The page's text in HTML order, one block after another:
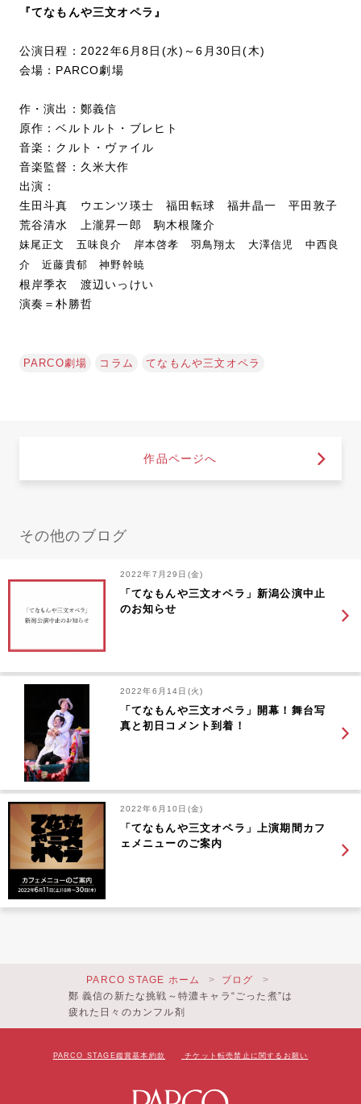
『てなもんや三文オペラ』
公演日程：2022年6月8日(水)～6月30日(木)
会場：PARCO劇場
作・演出：鄭義信
原作：ベルトルト・ブレヒト
音楽：クルト・ヴァイル
音楽監督：久米大作
出演：
生田斗真 ウエンツ瑛士 福田転球 福井晶一 平田敦子
荒谷清水 上瀧昇一郎 駒木根隆介
妹尾正文 五味良介 岸本啓孝 羽鳥翔太 大澤信児 中西良
介 近藤貴郁 神野幹暁
根岸季衣 渡辺いっけい
演奏＝朴勝哲
PARCO劇場 コラム てなもんや三文オペラ
作品ページへ
その他のブログ
2022年7月29日(金)
「てなもんや三文オペラ」新潟公演中止
のお知らせ
2022年6月14日(火)
「てなもんや三文オペラ」開幕！舞台写
真と初日コメント到着！
2022年6月10日(金)
「てなもんや三文オペラ」上演期間カフ
ェメニューのご案内
PARCO STAGE ホーム
ブログ
鄭 義信の新たな挑戦～特濃キャラ“ごった煮”は
疲れた日々のカンフル剤
PARCO STAGE鑑賞基本約款 チケット転売禁止に関するお願い